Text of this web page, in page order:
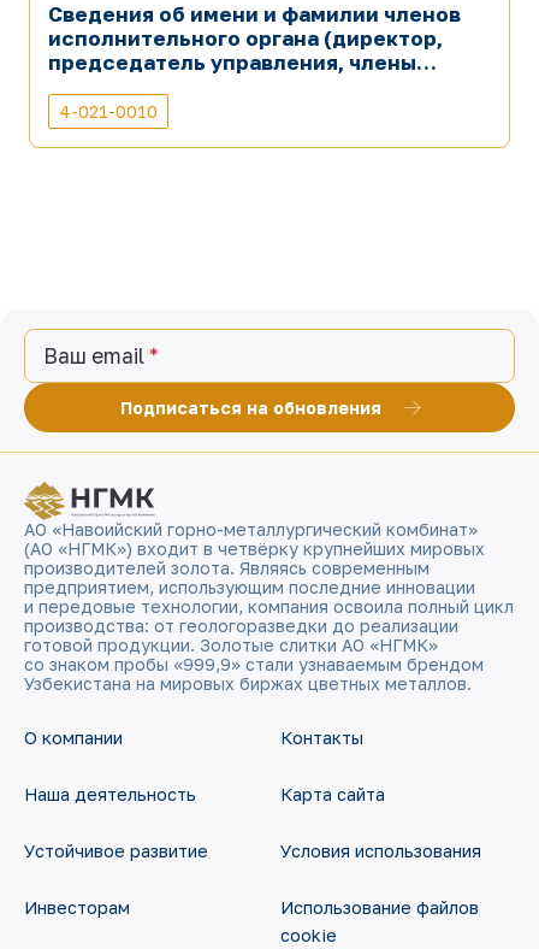
Сведения об имени и фамилии членов
исполнительного органа (директор,
председатель управления, члены
государства, реализующих функции
акционера (участника, собственника)
4-021-0010
Ваш email
Подписаться на обновления
АО «Навоийский горно-металлургический комбинат»
(АО «НГМК») входит в четвёрку крупнейших мировых
производителей золота. Являясь современным
предприятием, использующим последние инновации
и передовые технологии, компания освоила полный цикл
производства: от геологоразведки до реализации
готовой продукции. Золотые слитки АО «НГМК»
со знаком пробы «999,9» стали узнаваемым брендом
Узбекистана на мировых биржах цветных металлов.
О компании
Наша деятельность
Устойчивое развитие
Инвесторам
Контакты
Карта сайта
Условия использования
Использование файлов
cookie